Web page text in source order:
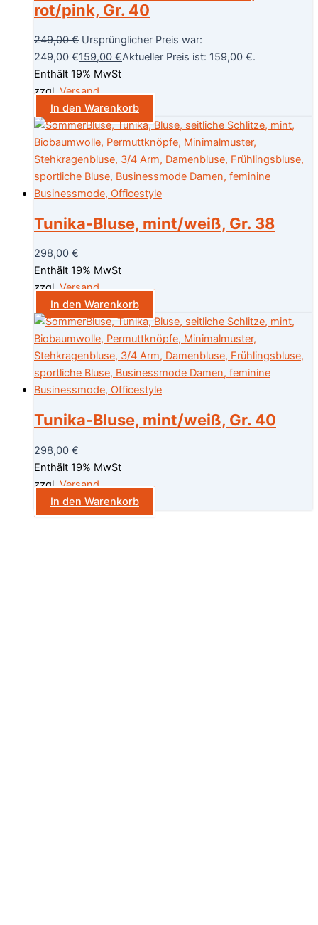
rot/pink, Gr. 40
249,00€ Ursprünglicher Preis war:
249,00 €159,00 €Aktueller Preis ist: 159,00 €.
Enthält 19% MwSt
zzgl. Versand
In den Warenkorb
Tunika-Bluse, mint/weiß, Gr. 38
298,00 €
Enthält 19% MwSt
zzgl. Versand
In den Warenkorb
Tunika-Bluse, mint/weiß, Gr. 40
298,00 €
Enthält 19% MwSt
zzgl. Versand
In den Warenkorb